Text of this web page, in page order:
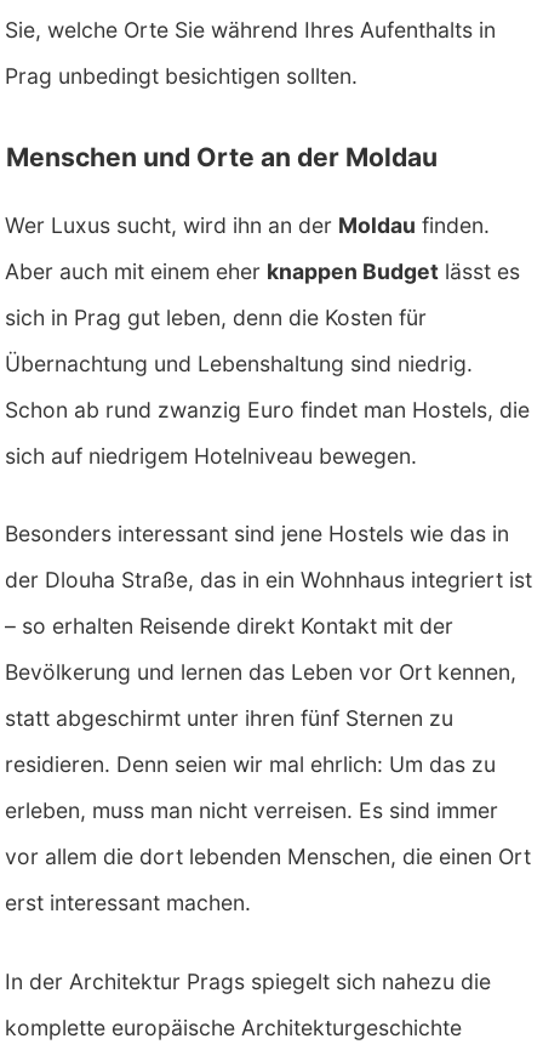
Sie, welche Orte Sie während Ihres Aufenthalts in
Prag unbedingt besichtigen sollten.
Menschen und Orte an der Moldau
Wer Luxus sucht, wird ihn an der Moldau finden.
Aber auch mit einem eher knappen Budget lässt es
sich in Prag gut leben, denn die Kosten für
Übernachtung und Lebenshaltung sind niedrig.
Schon ab rund zwanzig Euro findet man Hostels, die
sich auf niedrigem Hotelniveau bewegen.
Besonders interessant sind jene Hostels wie das in
der Dlouha Straße, das in ein Wohnhaus integriert ist
– so erhalten Reisende direkt Kontakt mit der
Bevölkerung und lernen das Leben vor Ort kennen,
statt abgeschirmt unter ihren fünf Sternen zu
residieren. Denn seien wir mal ehrlich: Um das zu
erleben, muss man nicht verreisen. Es sind immer
vor allem die dort lebenden Menschen, die einen Ort
erst interessant machen.
In der Architektur Prags spiegelt sich nahezu die
komplette europäische Architekturgeschichte